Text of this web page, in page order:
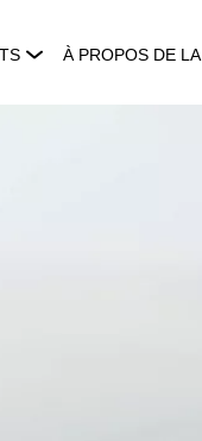
À PROPOS DE